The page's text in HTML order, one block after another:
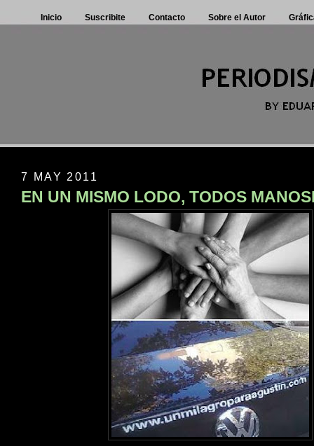
Inicio Suscribite Contacto Sobre el Autor
7 MAY 2011
EN UN MISMO LODO, TODOS